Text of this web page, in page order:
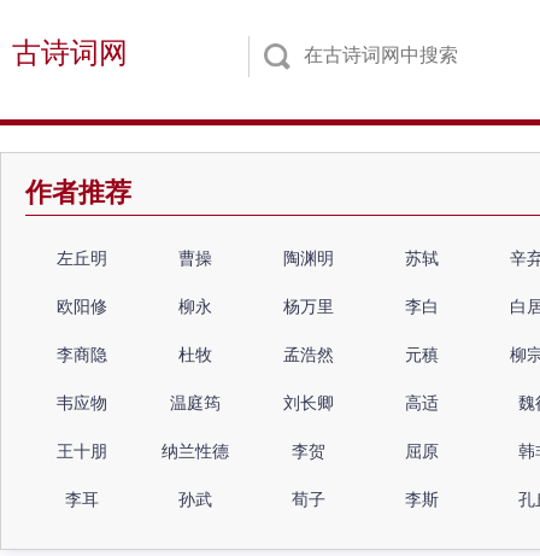
古诗词网
作者推荐
左丘明 曹操 陶渊明 苏轼 辛
欧阳修 柳永 杨万里 李白 白
李商隐 杜牧 孟浩然 元稹 柳
韦应物 温庭筠 刘长卿 高适 魏
王十朋 纳兰性德 李贺 屈原 韩
李耳 孙武 荀子 李斯 孔